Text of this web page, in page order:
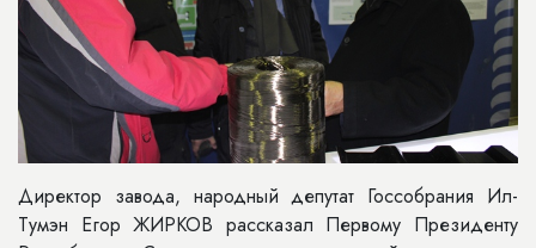
Директор завода, народный депутат Госсобрания Ил-
Тумэн Егор ЖИРКОВ рассказал Первому Президенту